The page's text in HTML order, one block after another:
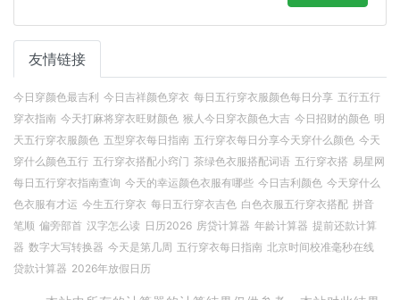
友情链接
今日穿颜色最吉利 今日吉祥颜色穿衣 每日五行穿衣服颜色每日分享 五行五行
穿衣指南 今天打麻将穿衣旺财颜色 猴人今日穿衣颜色大吉 今日招财的颜色 明
天五行穿衣服颜色 五型穿衣每日指南 五行穿衣每日分享今天穿什么颜色 今天
穿什么颜色五行 五行穿衣搭配小窍门 茶绿色衣服搭配词语 五行穿衣搭 易星网
每日五行穿衣指南查询 今天的幸运颜色衣服有哪些 今日吉利颜色 今天穿什么
色衣服有才运 今生五行穿衣 每日五行穿衣吉色 白色衣服五行穿衣搭配 拼音
笔顺 偏旁部首 汉字怎么读 日历2026 房贷计算器 年龄计算器 提前还款计算
器 数字大写转换器 今天是第几周 五行穿衣每日指南 北京时间校准毫秒在线
贷款计算器 2026年放假日历